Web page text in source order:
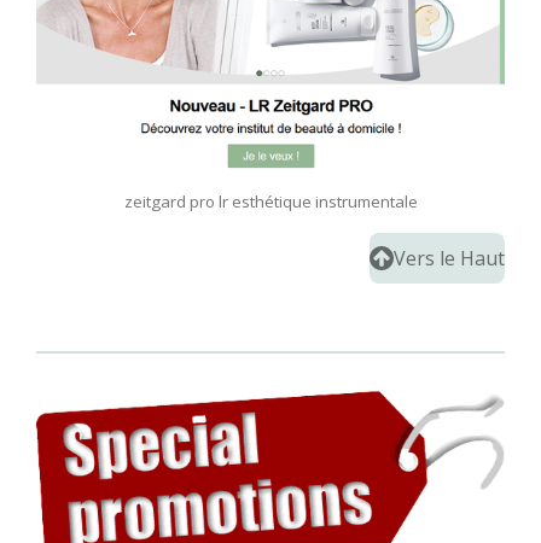
zeitgard pro lr esthétique instrumentale
Vers le Haut